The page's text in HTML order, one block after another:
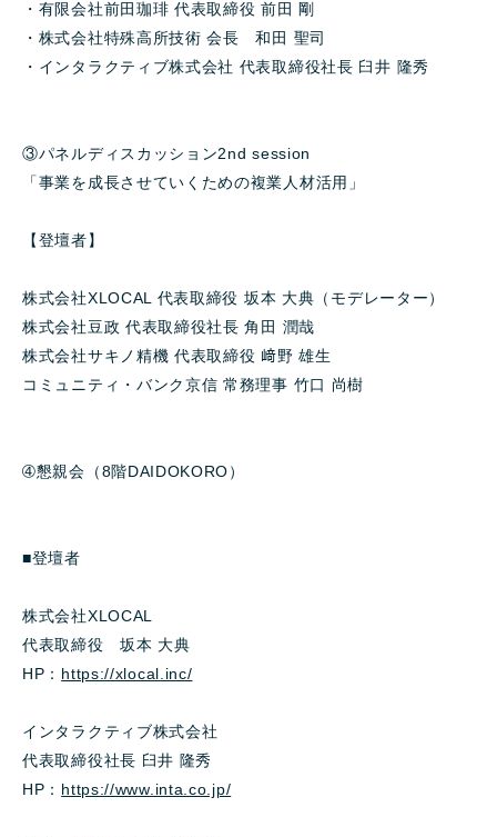
・有限会社前田珈琲 代表取締役 前田 剛
・株式会社特殊高所技術 会長 和田 聖司
・インタラクティブ株式会社 代表取締役社長 臼井 隆秀
③パネルディスカッション2nd session
「事業を成長させていくための複業人材活用」
【登壇者】
株式会社XLOCAL 代表取締役 坂本 大典（モデレーター）
株式会社豆政 代表取締役社長 角田 潤哉
株式会社サキノ精機 代表取締役 﨑野 雄生
コミュニティ・バンク京信 常務理事 竹口 尚樹
➃懇親会（8階DAIDOKORO）
■登壇者
株式会社XLOCAL
代表取締役 坂本 大典
HP： https://xlocal.inc/
インタラクティブ株式会社
代表取締役社長 臼井 隆秀
HP： https://www.inta.co.jp/